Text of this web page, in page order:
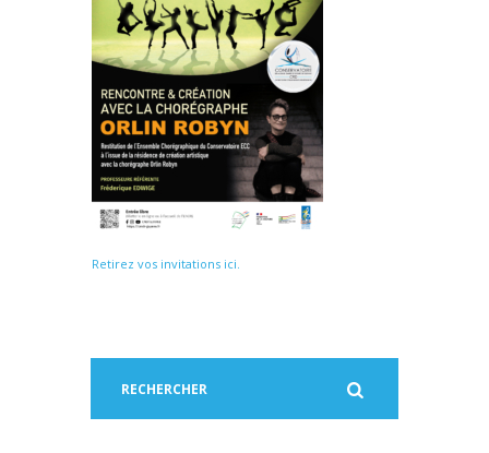
Retirez vos invitations ici.